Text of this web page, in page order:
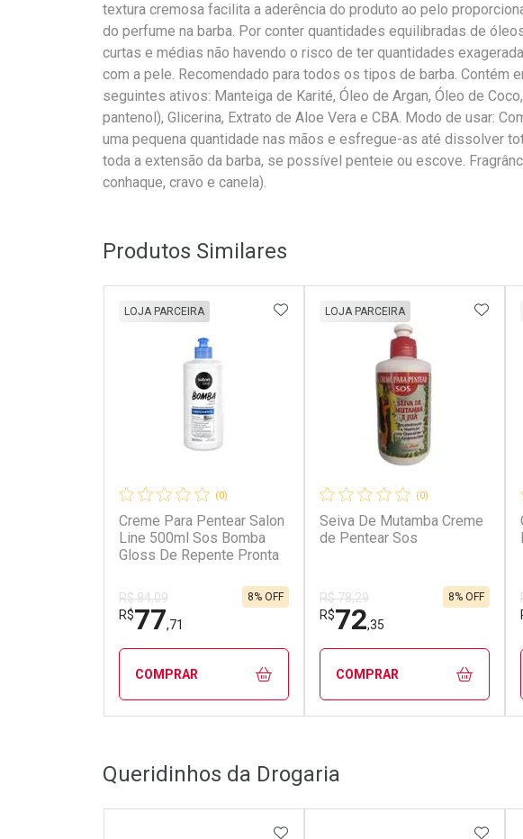
textura cremosa facilita a aderência do produto ao pelo
do perfume na barba. Por conter quantidades equilibradas de
curtas e médias não havendo o risco de ter quantidades
com a pele. Recomendado para todos os tipos de barba. Contém
seguintes ativos: Manteiga de Karité, Óleo de Argan, Óleo de
pantenol), Glicerina, Extrato de Aloe Vera e CBA. Modo de usar:
uma pequena quantidade nas mãos e esfregue-as até dissolver
toda a extensão da barba, se possível penteie ou escove.
conhaque, cravo e canela).
Produtos Similares
(0)
Creme Para Pentear Salon
Line 500ml Sos Bomba
Gloss De Repente Pronta
LOJA PARCEIRA
R$ 84,09
R$77,71
8% OFF
ADICIONAR AOS FAVORITOS
COMPRAR
Laboratório
Por Menos
(0)
Seiva De Mutamba Creme
de Pentear Sos
LOJA PARCEIRA
R$ 78,29
R$72,35
8% OFF
COMPRAR
Laboratório
Por Menos
Queridinhos da Drogaria
ADICIONAR AOS FAVORITOS